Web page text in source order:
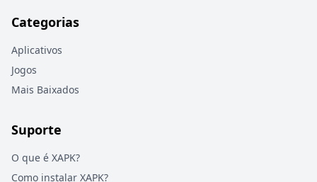
Categorias
Aplicativos
Jogos
Mais Baixados
Suporte
O que é XAPK?
Como instalar XAPK?